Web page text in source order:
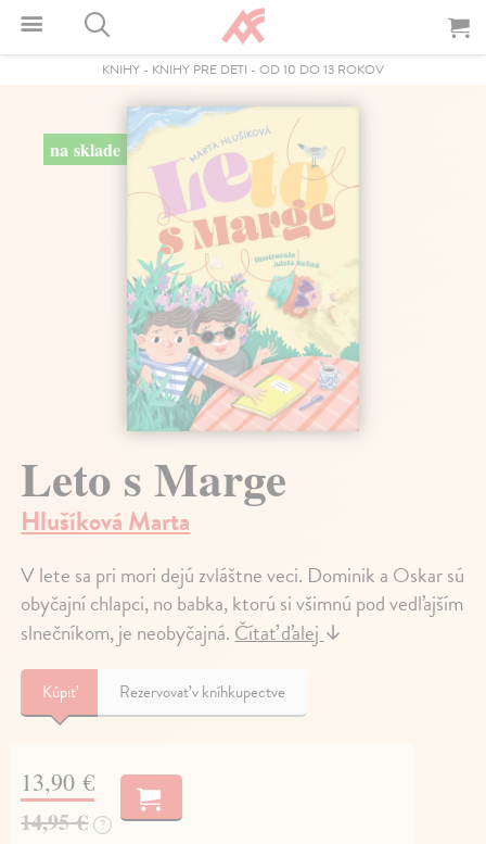
KNIHY - KNIHY PRE DETI - OD 10 DO 13 ROKOV
na sklade
Leto s Marge
Hlušíková Marta
V lete sa pri mori dejú zvláštne veci. Dominik a Oskar sú
obyčajní chlapci, no babka, ktorú si všimnú pod vedľajším
slnečníkom, je neobyčajná. Čítať ďalej ↓
Kúpiť Rezervovať v kníhkupectve
13,90 €
14,95 € ?